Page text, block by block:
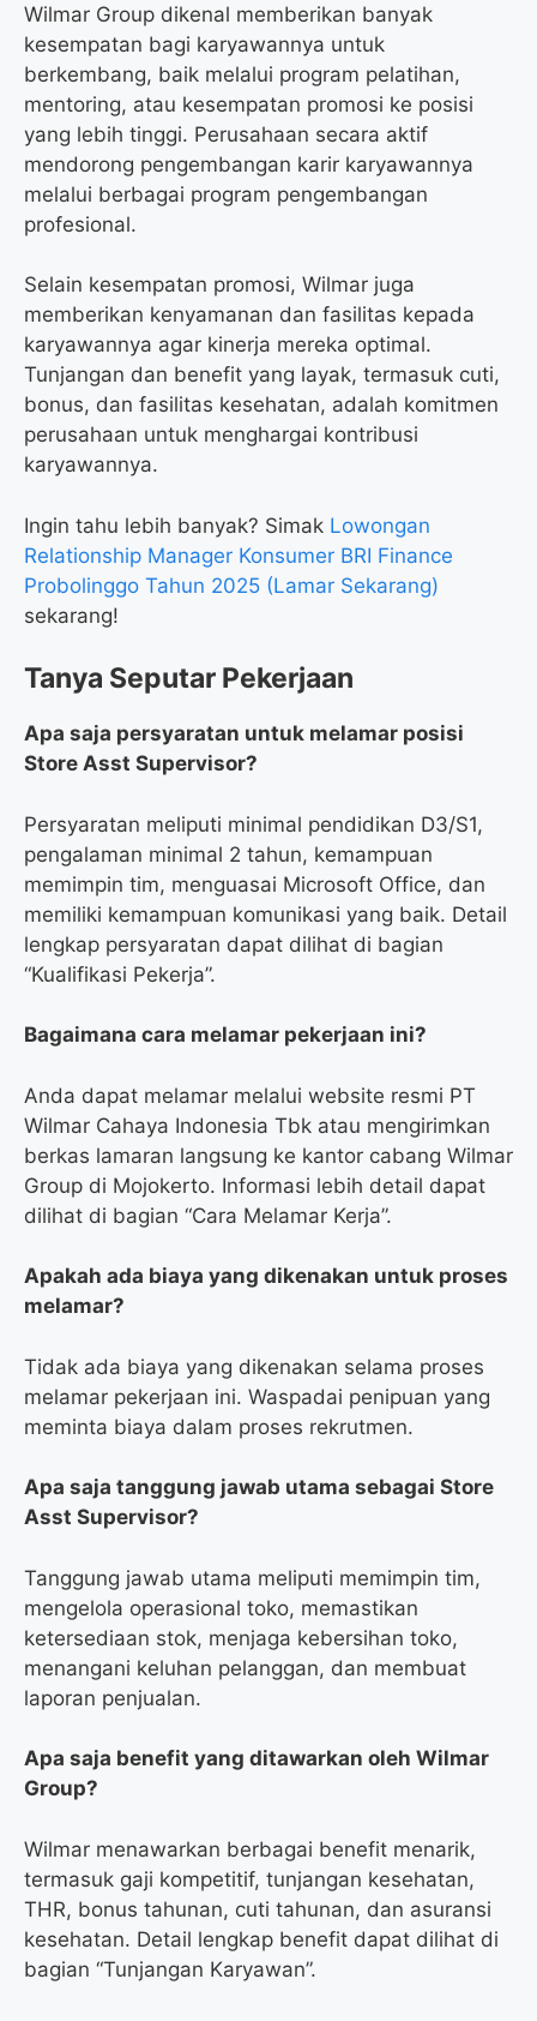
Wilmar Group dikenal memberikan banyak
kesempatan bagi karyawannya untuk
berkembang, baik melalui program pelatihan,
mentoring, atau kesempatan promosi ke posisi
yang lebih tinggi. Perusahaan secara aktif
mendorong pengembangan karir karyawannya
melalui berbagai program pengembangan
profesional.
Selain kesempatan promosi, Wilmar juga
memberikan kenyamanan dan fasilitas kepada
karyawannya agar kinerja mereka optimal.
Tunjangan dan benefit yang layak, termasuk cuti,
bonus, dan fasilitas kesehatan, adalah komitmen
perusahaan untuk menghargai kontribusi
karyawannya.
Ingin tahu lebih banyak? Simak Lowongan
Relationship Manager Konsumer BRI Finance
Probolinggo Tahun 2025 (Lamar Sekarang)
sekarang!
Tanya Seputar Pekerjaan
Apa saja persyaratan untuk melamar posisi
Store Asst Supervisor?
Persyaratan meliputi minimal pendidikan D3/S1,
pengalaman minimal 2 tahun, kemampuan
memimpin tim, menguasai Microsoft Office, dan
memiliki kemampuan komunikasi yang baik. Detail
lengkap persyaratan dapat dilihat di bagian
“Kualifikasi Pekerja”.
Bagaimana cara melamar pekerjaan ini?
Anda dapat melamar melalui website resmi PT
Wilmar Cahaya Indonesia Tbk atau mengirimkan
berkas lamaran langsung ke kantor cabang Wilmar
Group di Mojokerto. Informasi lebih detail dapat
dilihat di bagian “Cara Melamar Kerja”.
Apakah ada biaya yang dikenakan untuk proses
melamar?
Tidak ada biaya yang dikenakan selama proses
melamar pekerjaan ini. Waspadai penipuan yang
meminta biaya dalam proses rekrutmen.
Apa saja tanggung jawab utama sebagai Store
Asst Supervisor?
Tanggung jawab utama meliputi memimpin tim,
mengelola operasional toko, memastikan
ketersediaan stok, menjaga kebersihan toko,
menangani keluhan pelanggan, dan membuat
laporan penjualan.
Apa saja benefit yang ditawarkan oleh Wilmar
Group?
Wilmar menawarkan berbagai benefit menarik,
termasuk gaji kompetitif, tunjangan kesehatan,
THR, bonus tahunan, cuti tahunan, dan asuransi
kesehatan. Detail lengkap benefit dapat dilihat di
bagian “Tunjangan Karyawan”.